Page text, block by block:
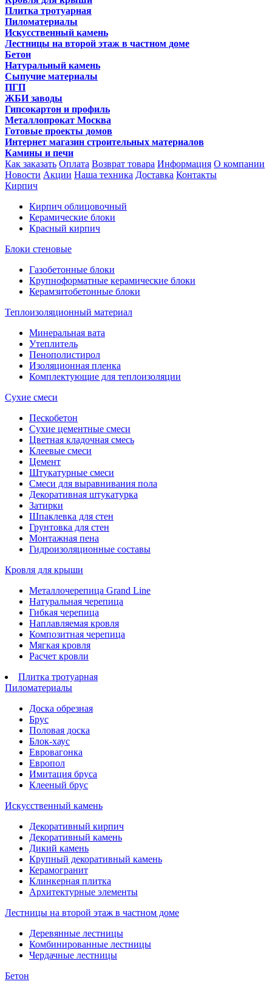
Плитка тротуарная
Пиломатериалы
Искусственный камень
Лестницы на второй этаж в частном доме
Бетон
Натуральный камень
Сыпучие материалы
ПГП
ЖБИ заводы
Гипсокартон и профиль
Металлопрокат Москва
Готовые проекты домов
Интернет магазин строительных материалов
Камины и печи
Как заказать Оплата Возврат товара Информация О компании
Новости Акции Наша техника Доставка Контакты
Кирпич
Кирпич облицовочный
Керамические блоки
Красный кирпич
Блоки стеновые
Газобетонные блоки
Крупноформатные керамические блоки
Керамзитобетонные блоки
Теплоизоляционный материал
Минеральная вата
Утеплитель
Пенополистирол
Изоляционная пленка
Комплектующие для теплоизоляции
Сухие смеси
Пескобетон
Сухие цементные смеси
Цветная кладочная смесь
Клеевые смеси
Цемент
Штукатурные смеси
Смеси для выравнивания пола
Декоративная штукатурка
Затирки
Шпаклевка для стен
Грунтовка для стен
Монтажная пена
Гидроизоляционные составы
Кровля для крыши
Металлочерепица Grand Line
Натуральная черепица
Гибкая черепица
Наплавляемая кровля
Композитная черепица
Мягкая кровля
Расчет кровли
Плитка тротуарная
Пиломатериалы
Доска обрезная
Брус
Половая доска
Блок-хаус
Евровагонка
Европол
Имитация бруса
Клееный брус
Искусственный камень
Декоративный кирпич
Декоративный камень
Дикий камень
Крупный декоративный камень
Керамогранит
Клинкерная плитка
Архитектурные элементы
Лестницы на второй этаж в частном доме
Деревянные лестницы
Комбинированные лестницы
Чердачные лестницы
Бетон